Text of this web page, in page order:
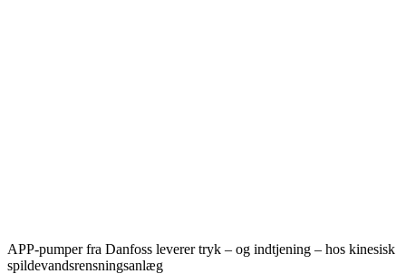
APP-pumper fra Danfoss leverer tryk – og indtjening – hos kinesisk
spildevandsrensningsanlæg